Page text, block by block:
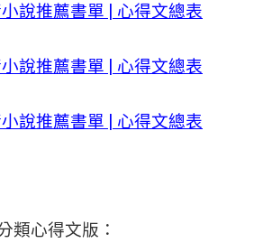
小說推薦書單 | 心得文總表
說推薦書單 | 心得文總表
小說推薦書單 | 心得文總表
類心得文版：